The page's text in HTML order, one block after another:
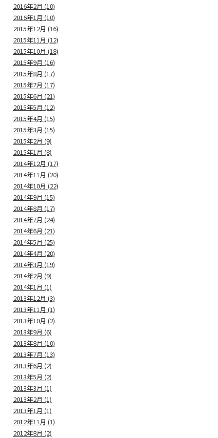
2016年2月 (10)
2016年1月 (10)
2015年12月 (16)
2015年11月 (12)
2015年10月 (18)
2015年9月 (16)
2015年8月 (17)
2015年7月 (17)
2015年6月 (21)
2015年5月 (12)
2015年4月 (15)
2015年3月 (15)
2015年2月 (9)
2015年1月 (8)
2014年12月 (17)
2014年11月 (20)
2014年10月 (22)
2014年9月 (15)
2014年8月 (17)
2014年7月 (24)
2014年6月 (21)
2014年5月 (25)
2014年4月 (20)
2014年3月 (19)
2014年2月 (9)
2014年1月 (1)
2013年12月 (3)
2013年11月 (1)
2013年10月 (2)
2013年9月 (6)
2013年8月 (10)
2013年7月 (13)
2013年6月 (2)
2013年5月 (2)
2013年3月 (1)
2013年2月 (1)
2013年1月 (1)
2012年11月 (1)
2012年8月 (2)